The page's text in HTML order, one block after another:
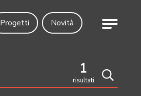
Progetti Novità Menu
1
risultati
Cerca